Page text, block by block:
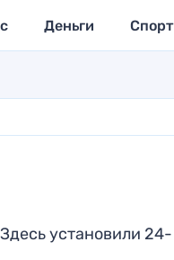
Деньги Спорт
установили 24-